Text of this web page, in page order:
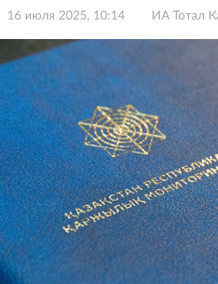
16 июля 2025, 10:14 ИА Тотал